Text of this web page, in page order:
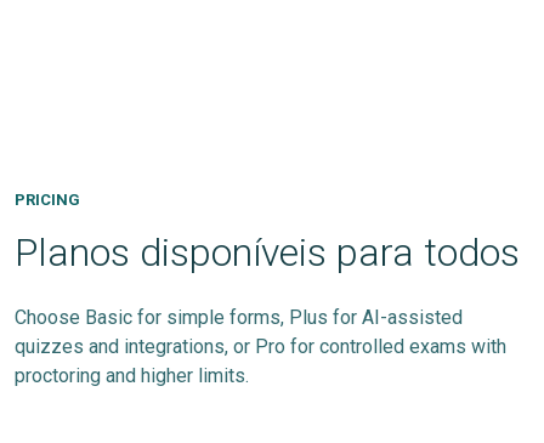
PRICING
Planos disponíveis para todos
Choose Basic for simple forms, Plus for AI-assisted
quizzes and integrations, or Pro for controlled exams with
proctoring and higher limits.